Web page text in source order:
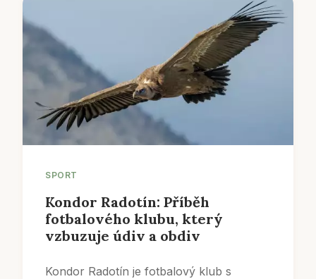
SPORT
Kondor Radotín: Příběh
fotbalového klubu, který
vzbuzuje údiv a obdiv
Kondor Radotín je fotbalový klub s